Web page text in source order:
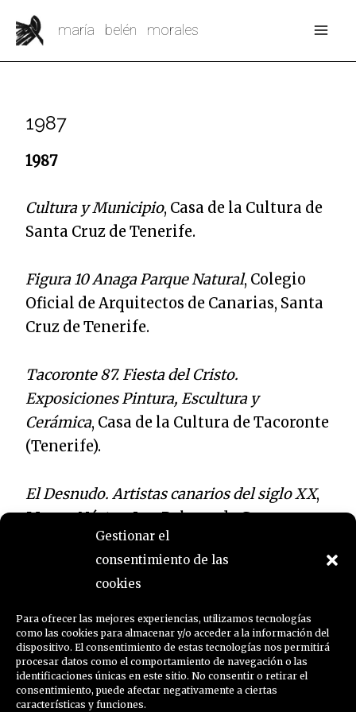
Gestionar el
consentimiento de las
cookies
Para ofrecer las mejores experiencias, utilizamos tecnologías
como las cookies para almacenar y/o acceder a la información del
dispositivo. El consentimiento de estas tecnologías nos permitirá
procesar datos como el comportamiento de navegación o las
identificaciones únicas en este sitio. No consentir o retirar el
consentimiento, puede afectar negativamente a ciertas
características y funciones.
contenido
maría belén morales
1987
1987
Cultura y Municipio, Casa de la Cultura de
Santa Cruz de Tenerife.
Figura 10 Anaga Parque Natural, Colegio
Oficial de Arquitectos de Canarias, Santa
Cruz de Tenerife.
Tacoronte 87. Fiesta del Cristo.
Exposiciones Pintura, Escultura y
Cerámica, Casa de la Cultura de Tacoronte
(Tenerife).
El Desnudo. Artistas canarios del siglo XX,
Museo Néstor, Las Palmas de Gran
, Círculo de Bellas Artes de
Tenerife.
←Timeline Stories